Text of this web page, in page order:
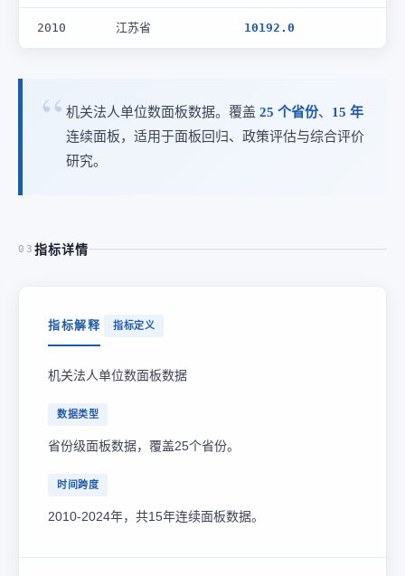
2010 江苏省 10192.0
机关法人单位数面板数据。覆盖 25 个省份、 15 年
连续面板，适用于面板回归、政策评估与综合评价
研究。
03 指标详情
指标解释 指标定义
机关法人单位数面板数据
数据类型
省份级面板数据，覆盖25个省份。
时间跨度
2010-2024年，共15年连续面板数据。